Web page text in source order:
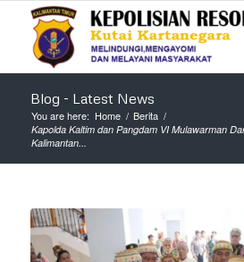
Blog - Latest News
You are here: Home / Berita /
Kapolda Kaltim dan Pangdam VI Mulawarman
Kalimantan...